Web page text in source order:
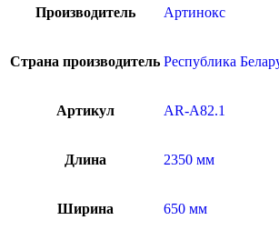
Производитель Артинокс
Страна производитель Республика
Артикул AR-A82.1
Длина 2350 мм
Ширина 650 мм